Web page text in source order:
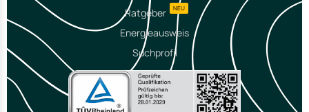
Ratgeber NEU
Energieausweis
Suchprofil